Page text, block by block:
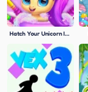
Hatch Your Unicorn Idol